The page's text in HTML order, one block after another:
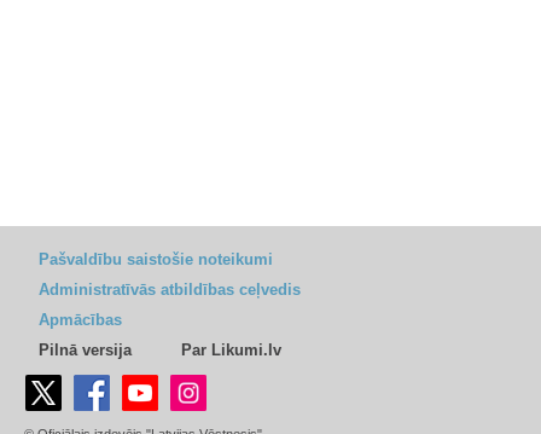
Pašvaldību saistošie noteikumi
Administratīvās atbildības ceļvedis
Apmācības
Pilnā versija
Par Likumi.lv